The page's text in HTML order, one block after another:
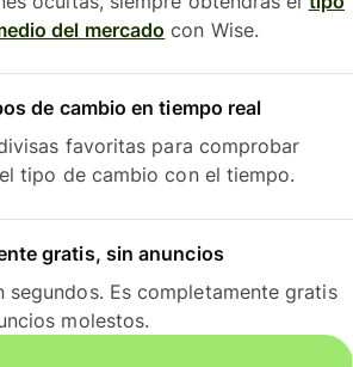
del mercado con Wise.
de cambio en tiempo real
favoritas para comprobar
tipo de cambio con el tiempo.
gratis, sin anuncios
segundos. Es completamente gratis
molestos.